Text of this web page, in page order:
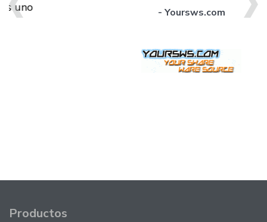
- Yoursws.com
Productos